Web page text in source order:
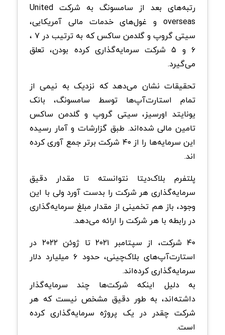
رتبه‌های بعد از سامسونگ به شرکت United
overseas و غول‌های خدمات مالی آمریکایی،
سیتی گروپ و گلدمن ساکس که به ترتیب در ۷ ،
۶ و ۵ شرکت سرمایه‌گذاری کرده بودن، تعلق
می‌گیرد.
تحقیقات نشان می‌دهد که نزدیک به نیمی از
تمام استارت‌آپ‌ها توسط سامسونگ، بانک
یونایتد اورسیز، سیتی گروپ و گلدمن ساکس
تامین مالی شده‌اند. طبق گزارشات و آمار رسیده
این سرمایه‌ها را از ۴۰ شرکت برتر جمع آوری کرده
اند.
پلتفرم بلاک‌دیتا نتوانسته تا مقدار دقیق
سرمایه‌گذاری هر شرکت را بدست آورد ولی با این
وجود، باز هم تخمینی از مقدار مبلغ سرمایه‌گذاری
در رابطه با هر شرکت را ارائه می‌دهد.
۴۰ شرکت، از سپتامبر ۲۰۲۱ تا ژوئن ۲۰۲۲ در
استارت‌آپ‌های بلاک‌چینی، حدود ۶ میلیارد دلار
سرمایه‌گذاری کرده‌اند.
به دلیل اینکه شرکت‌ها چند سرمایه‌گذار
داشته‌اند، به طور دقیق مشخص نیست که هر
شرکت چقدر در یک پروژه سرمایه‌گذاری کرده
است‌.